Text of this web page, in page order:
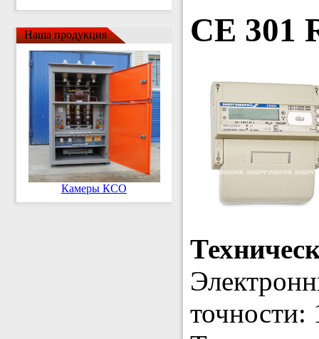
Наша продукция
Камеры КСО
CE 301
точности: